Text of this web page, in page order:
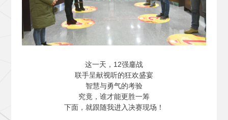
这一天，12强鏖战
联手呈献视听的狂欢盛宴
智慧与勇气的考验
究竟，谁才能更胜一筹
下面，就跟随我进入决赛现场！